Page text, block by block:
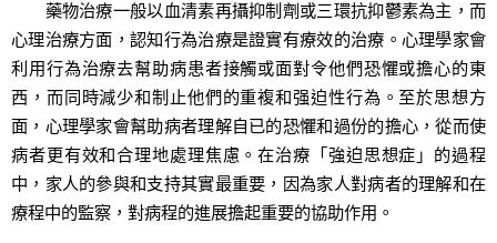
藥物治療一般以血清素再攝抑制劑或三環抗抑鬱素為主，而
心理治療方面，認知行為治療是證實有療效的治療。心理學家會
利用行為治療去幫助病患者接觸或面對令他們恐懼或擔心的東
西，而同時減少和制止他們的重複和强迫性行為。至於思想方
面，心理學家會幫助病者理解自已的恐懼和過份的擔心，從而使
病者更有效和合理地處理焦慮。在治療「強迫思想症」的過程
中，家人的參與和支持其實最重要，因為家人對病者的理解和在
療程中的監察，對病程的進展擔起重要的協助作用。